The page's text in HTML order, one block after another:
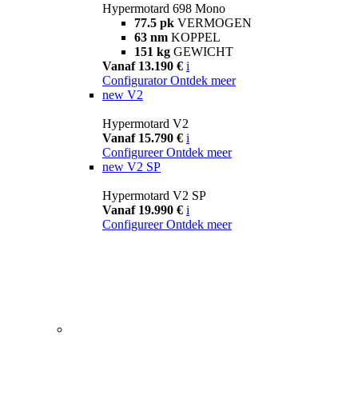
Hypermotard 698 Mono
77.5 pk VERMOGEN
63 nm KOPPEL
151 kg GEWICHT
Vanaf 13.190 € i
Configurator Ontdek meer
new V2
Hypermotard V2
Vanaf 15.790 € i
Configureer Ontdek meer
new V2 SP
Hypermotard V2 SP
Vanaf 19.990 € i
Configureer Ontdek meer